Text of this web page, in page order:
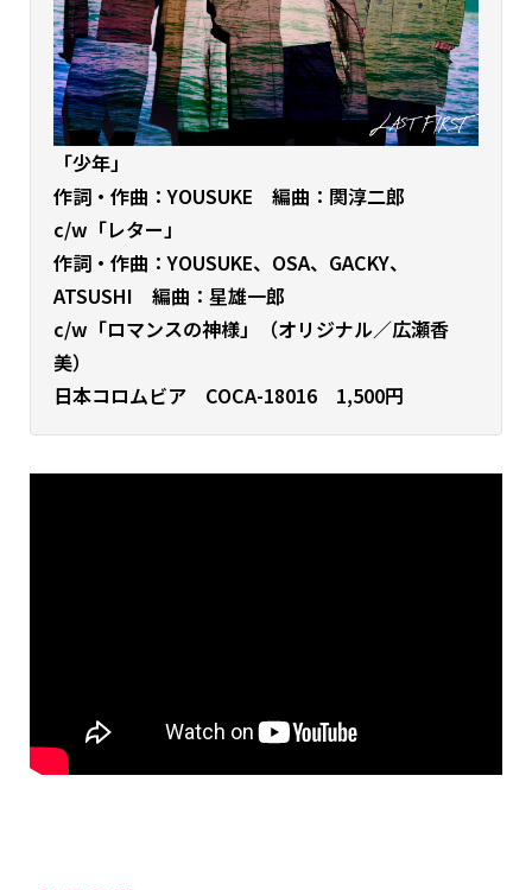
「少年」
作詞・作曲：YOUSUKE 編曲：関淳二郎
c/w「レター」
作詞・作曲：YOUSUKE、OSA、GACKY、
ATSUSHI 編曲：星雄一郎
c/w「ロマンスの神様」（オリジナル／広瀬香
美）
日本コロムビア COCA-18016 1,500円